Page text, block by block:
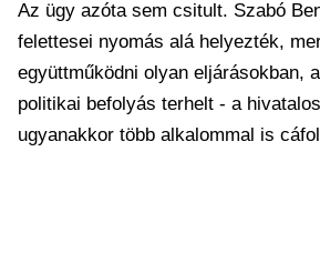
Az ügy azóta sem csitult. Szabó
felettesei nyomás alá helyezték,
együttműködni olyan eljárásokban,
politikai befolyás terhelt - a
ugyanakkor több alkalommal is